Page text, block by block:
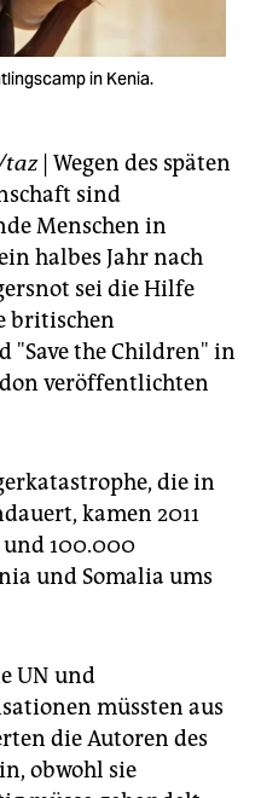
in Kenia.
taz| Wegen des späten
sind
Menschen in
halbes Jahr nach
sei die Hilfe
britischen
"Save the Children" in
veröffentlichten
die in
kamen 2011
100.000
und Somalia ums
UN und
müssten aus
die Autoren des
obwohl sie